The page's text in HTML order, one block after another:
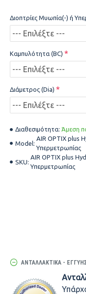
Διαθεσιμότητα: Άμεση
Model:
AIR OPTIX plus
Υπερμετρωπίας
SKU:
AIR OPTIX plus
Υπερμετρωπίας
Διοπτρίες Μυωπία(-) ή
Καμπυλότητα (BC)
Διάμετρος (Dia)
ΑΝΤΑΛΛΑΚΤΙΚΆ -